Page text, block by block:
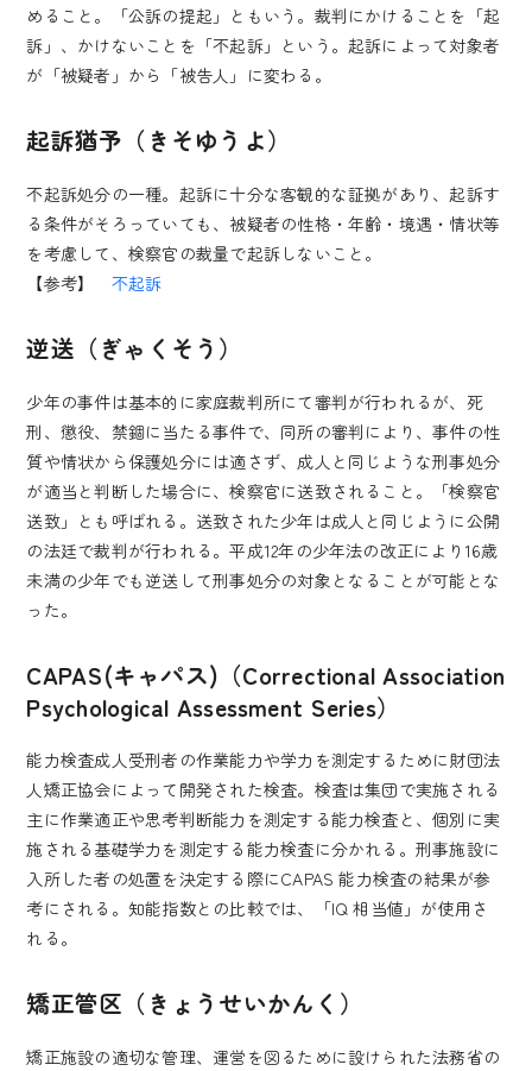
めること。「公訴の提起」ともいう。裁判にかけることを「起
訴」、かけないことを「不起訴」という。起訴によって対象者
が「被疑者」から「被告人」に変わる。
起訴猶予（きそゆうよ）
不起訴処分の一種。起訴に十分な客観的な証拠があり、起訴す
る条件がそろっていても、被疑者の性格・年齢・境遇・情状等
を考慮して、検察官の裁量で起訴しないこと。
【参考】 不起訴
逆送（ぎゃくそう）
少年の事件は基本的に家庭裁判所にて審判が行われるが、死
刑、懲役、禁錮に当たる事件で、同所の審判により、事件の性
質や情状から保護処分には適さず、成人と同じような刑事処分
が適当と判断した場合に、検察官に送致されること。「検察官
送致」とも呼ばれる。送致された少年は成人と同じように公開
の法廷で裁判が行われる。平成12年の少年法の改正により16歳
未満の少年でも逆送して刑事処分の対象となることが可能とな
った。
CAPAS(キャパス)（Correctional Association
Psychological Assessment Series）
能力検査成人受刑者の作業能力や学力を測定するために財団法
人矯正協会によって開発された検査。検査は集団で実施される
主に作業適正や思考判断能力を測定する能力検査と、個別に実
施される基礎学力を測定する能力検査に分かれる。刑事施設に
入所した者の処置を決定する際にCAPAS 能力検査の結果が参
考にされる。知能指数との比較では、「IQ 相当値」が使用さ
れる。
矯正管区（きょうせいかんく）
矯正施設の適切な管理、運営を図るために設けられた法務省の